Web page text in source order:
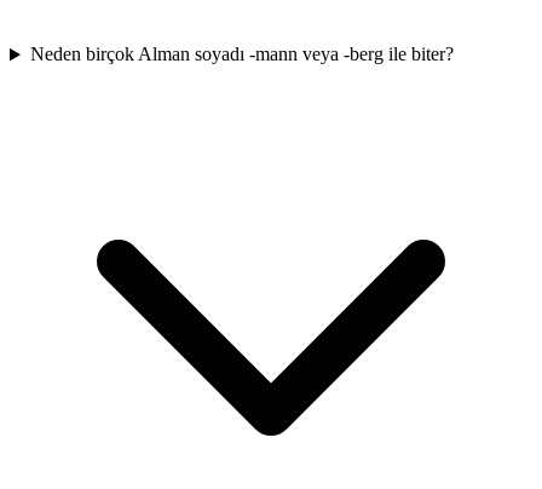
Neden birçok Alman soyadı -mann veya -berg ile biter?